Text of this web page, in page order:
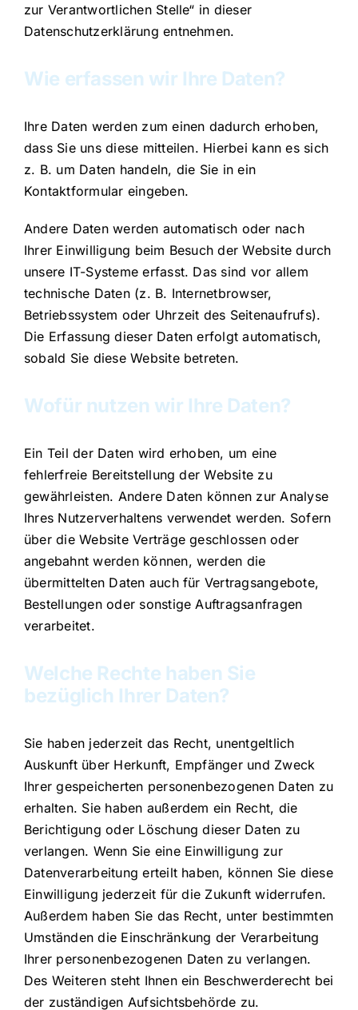
zur Verantwortlichen Stelle“ in dieser
Datenschutzerklärung entnehmen.
Wie erfassen wir Ihre Daten?
Ihre Daten werden zum einen dadurch erhoben,
dass Sie uns diese mitteilen. Hierbei kann es sich
z. B. um Daten handeln, die Sie in ein
Kontaktformular eingeben.
Andere Daten werden automatisch oder nach
Ihrer Einwilligung beim Besuch der Website durch
unsere IT-Systeme erfasst. Das sind vor allem
technische Daten (z. B. Internetbrowser,
Betriebssystem oder Uhrzeit des Seitenaufrufs).
Die Erfassung dieser Daten erfolgt automatisch,
sobald Sie diese Website betreten.
Wofür nutzen wir Ihre Daten?
Ein Teil der Daten wird erhoben, um eine
fehlerfreie Bereitstellung der Website zu
gewährleisten. Andere Daten können zur Analyse
Ihres Nutzerverhaltens verwendet werden. Sofern
über die Website Verträge geschlossen oder
angebahnt werden können, werden die
übermittelten Daten auch für Vertragsangebote,
Bestellungen oder sonstige Auftragsanfragen
verarbeitet.
Welche Rechte haben Sie
bezüglich Ihrer Daten?
Sie haben jederzeit das Recht, unentgeltlich
Auskunft über Herkunft, Empfänger und Zweck
Ihrer gespeicherten personenbezogenen Daten zu
erhalten. Sie haben außerdem ein Recht, die
Berichtigung oder Löschung dieser Daten zu
verlangen. Wenn Sie eine Einwilligung zur
Datenverarbeitung erteilt haben, können Sie diese
Einwilligung jederzeit für die Zukunft widerrufen.
Außerdem haben Sie das Recht, unter bestimmten
Umständen die Einschränkung der Verarbeitung
Ihrer personenbezogenen Daten zu verlangen.
Des Weiteren steht Ihnen ein Beschwerderecht bei
der zuständigen Aufsichtsbehörde zu.